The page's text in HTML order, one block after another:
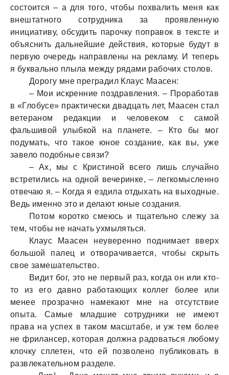
состоится – а для того, чтобы похвалить меня как
внештатного сотрудника за проявленную
инициативу, обсудить парочку поправок в тексте и
объяснить дальнейшие действия, которые будут в
первую очередь направлены на рекламу. И теперь
я буквально плыла между рядами рабочих столов.
Дорогу мне преградил Клаус Маасен:
– Мои искренние поздравления. – Проработав
в «Глобусе» практически двадцать лет, Маасен стал
ветераном редакции и человеком с самой
фальшивой улыбкой на планете. – Кто бы мог
подумать, что такое юное создание, как вы, уже
завело подобные связи?
– Ах, мы с Кристиной всего лишь случайно
встретились на одной вечеринке, – легкомысленно
отвечаю я. – Когда я ездила отдыхать на выходные.
Ведь именно это и делают юные создания.
Потом коротко смеюсь и тщательно слежу за
тем, чтобы не начать ухмыляться.
Клаус Маасен неуверенно поднимает вверх
большой палец и отворачивается, чтобы скрыть
свое замешательство.
Видит бог, это не первый раз, когда он или кто-
то из его давно работающих коллег более или
менее прозрачно намекают мне на отсутствие
опыта. Самые младшие сотрудники не имеют
права на успех в таком масштабе, и уж тем более
не фрилансер, которая должна радоваться любому
клочку сплетен, что ей позволено публиковать в
развлекательном разделе.